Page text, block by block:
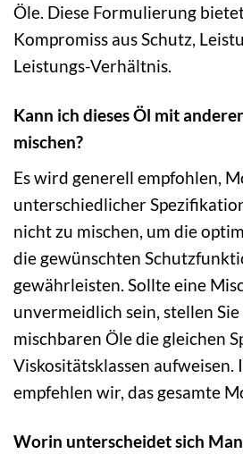
Öle. Diese Formulierung
Kompromiss aus Schutz,
Leistungs-Verhältnis.
Kann ich dieses Öl mit
mischen?
Es wird generell empfohlen,
unterschiedlicher
nicht zu mischen, um die
die gewünschten
gewährleisten. Sollte eine
unvermeidlich sein, stellen Sie
mischbaren Öle die gleichen
Viskositätsklassen aufweisen.
empfehlen wir, das gesamte
Worin unterscheidet sich